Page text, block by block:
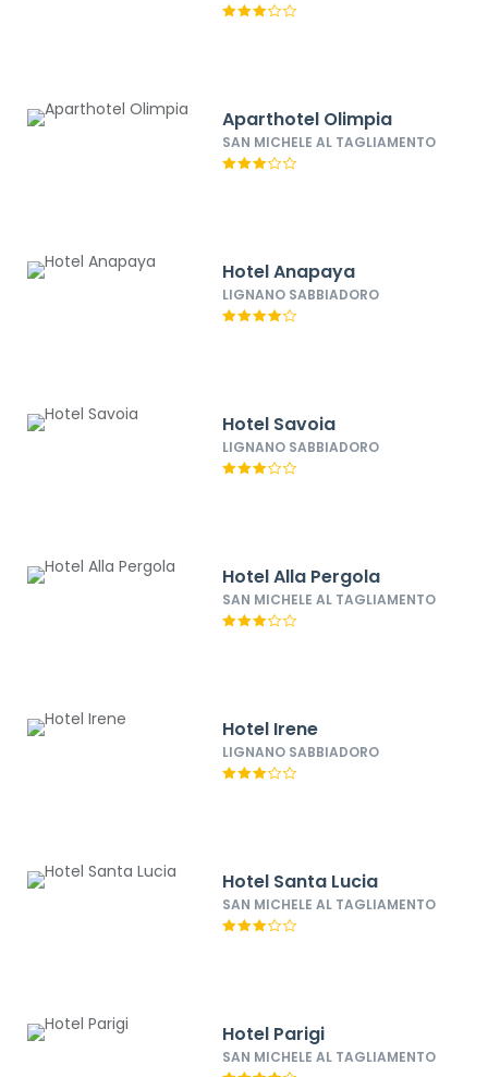
Aparthotel Olimpia
SAN MICHELE AL TAGLIAMENTO
Hotel Anapaya
LIGNANO SABBIADORO
Hotel Savoia
LIGNANO SABBIADORO
Hotel Alla Pergola
SAN MICHELE AL TAGLIAMENTO
Hotel Irene
LIGNANO SABBIADORO
Hotel Santa Lucia
SAN MICHELE AL TAGLIAMENTO
Hotel Parigi
SAN MICHELE AL TAGLIAMENTO